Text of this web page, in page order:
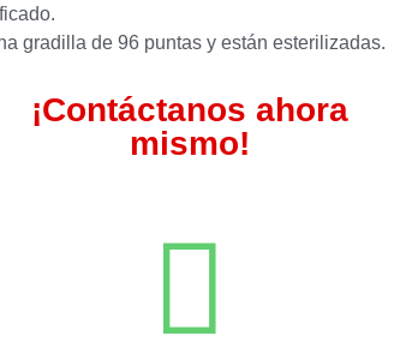
gradilla de 96 puntas y están esterilizadas.
¡Contáctanos ahora
mismo!